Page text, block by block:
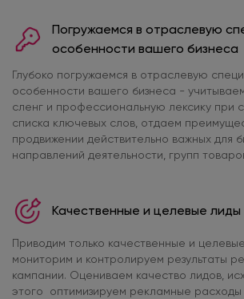
Погружаемся в отраслевую
особенности вашего бизнеса
Глубоко погружаемся в отраслевую
особенности вашего бизнеса -
сленг и профессиональную лексику при
списка ключевых слов, отдаем
продвижении действительно важных для
направлений деятельности, групп
Качественные и целевые лиды
Приводим только качественные и
мониторим и контролируем результаты
кампании. Оцениваем качество лидов,
этого оптимизируем рекламные расходы